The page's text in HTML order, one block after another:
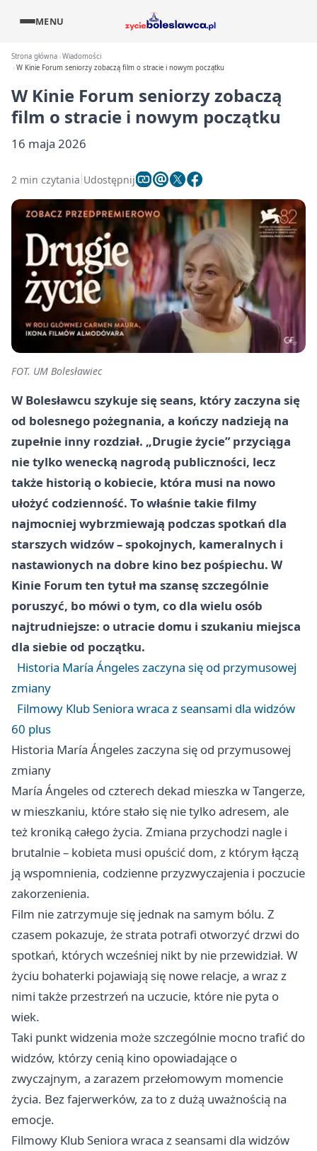
MENU
Strona główna Wiadomości
W Kinie Forum seniorzy zobaczą film o stracie i nowym początku
W Kinie Forum seniorzy zobaczą
film o stracie i nowym początku
16 maja 2026
2 min czytania Udostępnij
FOT. UM Bolesławiec
W Bolesławcu szykuje się seans, który zaczyna się
od bolesnego pożegnania, a kończy nadzieją na
zupełnie inny rozdział. „Drugie życie” przyciąga
nie tylko wenecką nagrodą publiczności, lecz
także historią o kobiecie, która musi na nowo
ułożyć codzienność. To właśnie takie filmy
najmocniej wybrzmiewają podczas spotkań dla
starszych widzów – spokojnych, kameralnych i
nastawionych na dobre kino bez pośpiechu. W
Kinie Forum ten tytuł ma szansę szczególnie
poruszyć, bo mówi o tym, co dla wielu osób
najtrudniejsze: o utracie domu i szukaniu miejsca
dla siebie od początku.
Historia María Ángeles zaczyna się od przymusowej
zmiany
Filmowy Klub Seniora wraca z seansami dla widzów
60 plus
Historia María Ángeles zaczyna się od przymusowej
zmiany
María Ángeles od czterech dekad mieszka w Tangerze,
w mieszkaniu, które stało się nie tylko adresem, ale
też kroniką całego życia. Zmiana przychodzi nagle i
brutalnie – kobieta musi opuścić dom, z którym łączą
ją wspomnienia, codzienne przyzwyczajenia i poczucie
zakorzenienia.
Film nie zatrzymuje się jednak na samym bólu. Z
czasem pokazuje, że strata potrafi otworzyć drzwi do
spotkań, których wcześniej nikt by nie przewidział. W
życiu bohaterki pojawiają się nowe relacje, a wraz z
nimi także przestrzeń na uczucie, które nie pyta o
wiek.
Taki punkt widzenia może szczególnie mocno trafić do
widzów, którzy cenią kino opowiadające o
zwyczajnym, a zarazem przełomowym momencie
życia. Bez fajerwerków, za to z dużą uważnością na
emocje.
Filmowy Klub Seniora wraca z seansami dla widzów